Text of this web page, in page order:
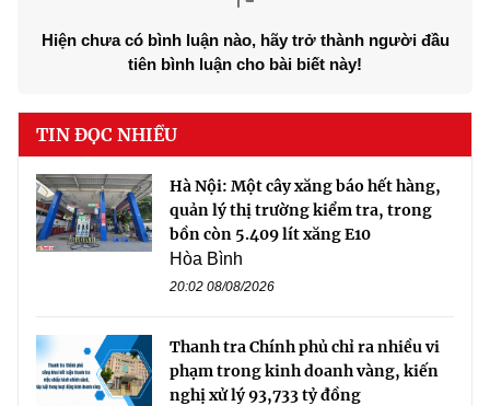
Hiện chưa có bình luận nào, hãy trở thành người đầu
tiên bình luận cho bài biết này!
TIN ĐỌC NHIỀU
Hà Nội: Một cây xăng báo hết hàng,
quản lý thị trường kiểm tra, trong
bồn còn 5.409 lít xăng E10
Hòa Bình
20:02 08/08/2026
Thanh tra Chính phủ chỉ ra nhiều vi
phạm trong kinh doanh vàng, kiến
nghị xử lý 93,733 tỷ đồng